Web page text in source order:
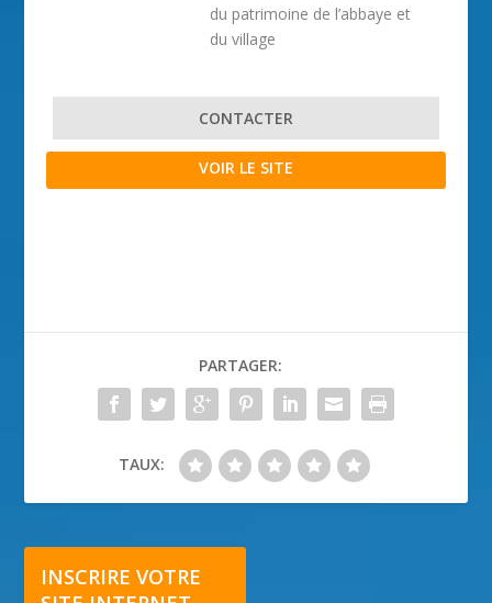
du patrimoine de l’abbaye et
du village
CONTACTER
VOIR LE SITE
PARTAGER:
TAUX:
INSCRIRE VOTRE